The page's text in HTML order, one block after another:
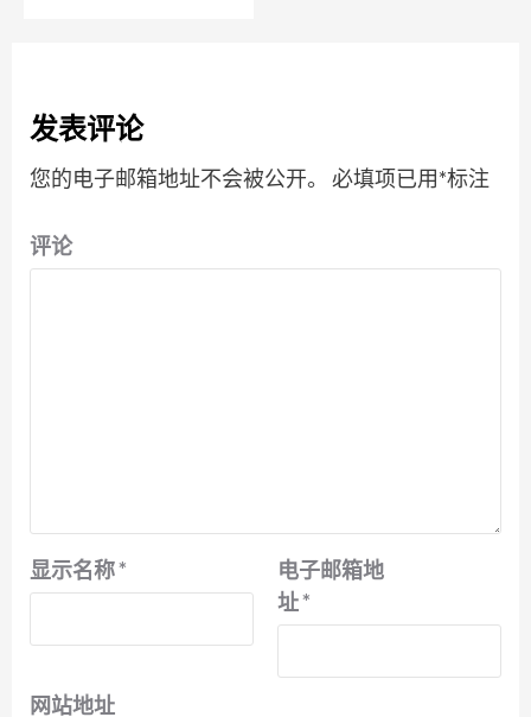
发表评论
您的电子邮箱地址不会被公开。 必填项已用*标注
评论
显示名称*
电子邮箱地
址*
网站地址